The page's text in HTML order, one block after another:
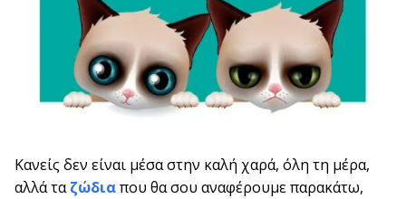
Κανείς δεν είναι μέσα στην καλή χαρά, όλη τη μέρα,
αλλά ταζώδιαπου θα σου αναφέρουμε παρακάτω,